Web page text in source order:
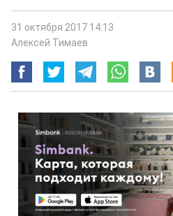
31 октября 2017 14:13
Алексей Тимаев